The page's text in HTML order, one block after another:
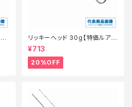
リッキーヘッド 30g【特価ルア
ー】【20】
¥713
20%OFF